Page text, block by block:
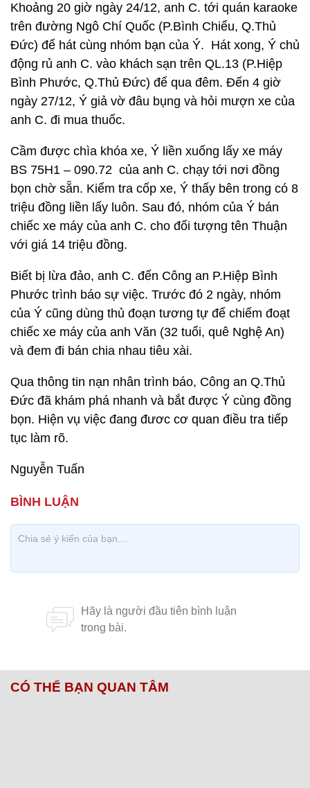
Khoảng 20 giờ ngày 24/12, anh C. tới quán karaoke
trên đường Ngô Chí Quốc (P.Bình Chiểu, Q.Thủ
Đức) để hát cùng nhóm bạn của Ý. Hát xong, Ý chủ
động rủ anh C. vào khách sạn trên QL.13 (P.Hiệp
Bình Phước, Q.Thủ Đức) để qua đêm. Đến 4 giờ
ngày 27/12, Ý giả vờ đâu bụng và hỏi mượn xe của
anh C. đi mua thuốc.
Cầm được chìa khóa xe, Ý liền xuống lấy xe máy
BS 75H1 – 090.72 của anh C. chạy tới nơi đồng
bọn chờ sẵn. Kiểm tra cốp xe, Ý thấy bên trong có 8
triệu đồng liền lấy luôn. Sau đó, nhóm của Ý bán
chiếc xe máy của anh C. cho đối tượng tên Thuận
với giá 14 triệu đồng.
Biết bị lừa đảo, anh C. đến Công an P.Hiệp Bình
Phước trình báo sự việc. Trước đó 2 ngày, nhóm
của Ý cũng dùng thủ đoạn tương tự để chiếm đoạt
chiếc xe máy của anh Văn (32 tuổi, quê Nghệ An)
và đem đi bán chia nhau tiêu xài.
Qua thông tin nạn nhân trình báo, Công an Q.Thủ
Đức đã khám phá nhanh và bắt được Ý cùng đồng
bọn. Hiện vụ việc đang đươc cơ quan điều tra tiếp
tục làm rõ.
Nguyễn Tuấn
CÓ THỂ BẠN QUAN TÂM